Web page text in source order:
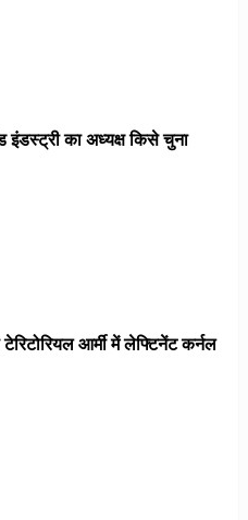
का अध्यक्ष किसे चुना
आर्मी में लेफ्टिनेंट कर्नल